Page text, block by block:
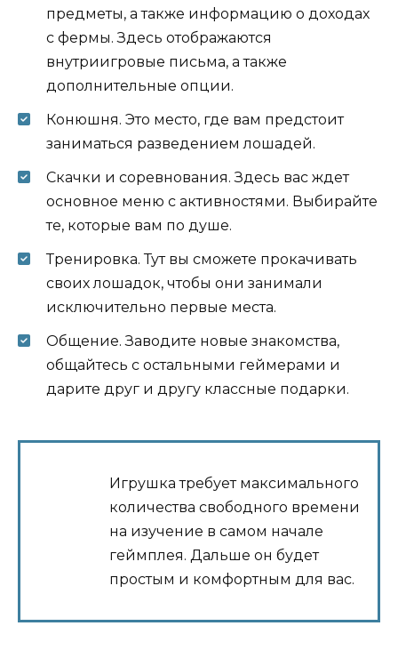
предметы, а также информацию о доходах
с фермы. Здесь отображаются
внутриигровые письма, а также
дополнительные опции.
Конюшня. Это место, где вам предстоит
заниматься разведением лошадей.
Скачки и соревнования. Здесь вас ждет
основное меню с активностями. Выбирайте
те, которые вам по душе.
Тренировка. Тут вы сможете прокачивать
своих лошадок, чтобы они занимали
исключительно первые места.
Общение. Заводите новые знакомства,
общайтесь с остальными геймерами и
дарите друг и другу классные подарки.
Игрушка требует максимального
количества свободного времени
на изучение в самом начале
геймплея. Дальше он будет
простым и комфортным для вас.